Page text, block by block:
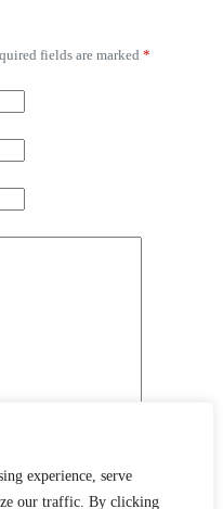
experience, serve
our traffic. By clicking
fields are marked *
this browser for the